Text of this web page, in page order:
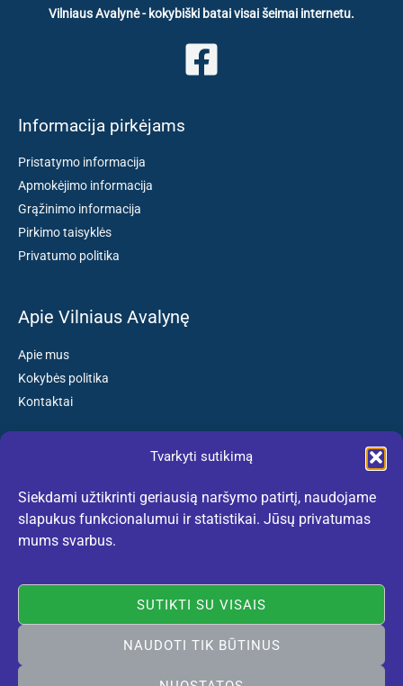
Tvarkyti sutikimą
Siekdami užtikrinti geriausią naršymo patirtį, naudojame
slapukus funkcionalumui ir statistikai. Jūsų privatumas
mums svarbus.
SUTIKTI SU VISAIS
NAUDOTI TIK BŪTINUS
Vilniaus Avalynė - kokybiški batai visai šeimai internetu.
Informacija pirkėjams
Pristatymo informacija
Apmokėjimo informacija
Grąžinimo informacija
Pirkimo taisyklės
Privatumo politika
Apie Vilniaus Avalynę
Apie mus
Kokybės politika
Kontaktai
El. paštas: kokybiskibatai@gmail.com
Tel. +370 659 77132